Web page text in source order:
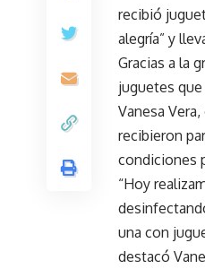
recibió
alegría” y
Gracias a la
juguetes
Vanesa
recibieron
condiciones
“Hoy
una con
destacó